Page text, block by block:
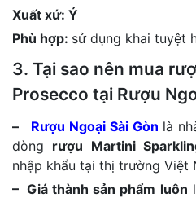
Xuất xứ: Ý
Phù hợp: sử dụng khai tuyệt
3. Tại sao nên mua
Prosecco tại Rượu
– Rượu Ngoại Sài Gòn là
dòng rượu Martini
nhập khẩu tại thị trường Việt
– Giá thành sản phẩm luôn